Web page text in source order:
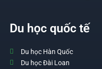
Du học quốc tế
Du học Hàn Quốc
Du học Đài Loan